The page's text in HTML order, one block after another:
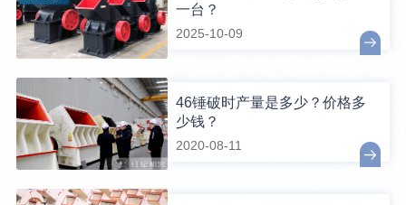
一台？
2025-10-09
46锤破时产量是多少？价格多
少钱？
2020-08-11